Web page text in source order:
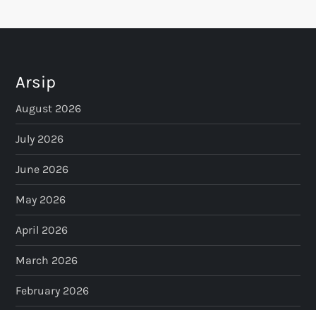
Arsip
August 2026
July 2026
June 2026
May 2026
April 2026
March 2026
February 2026